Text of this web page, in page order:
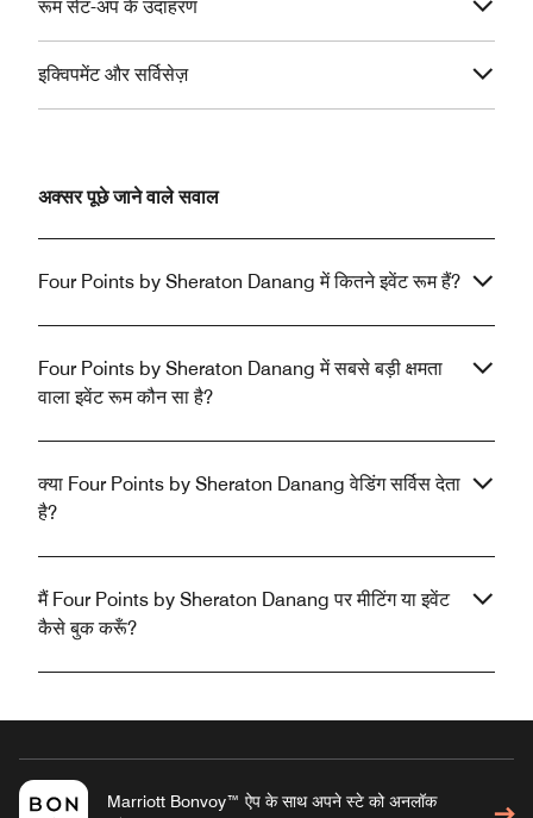
रूम सेट-अप के उदाहरण
इक्विपमेंट और सर्विसेज़
अक्सर पूछे जाने वाले सवाल
Four Points by Sheraton Danang में कितने इवेंट रूम हैं?
Four Points by Sheraton Danang में सबसे बड़ी क्षमता
वाला इवेंट रूम कौन सा है?
क्या Four Points by Sheraton Danang वेडिंग सर्विस देता
है?
मैं Four Points by Sheraton Danang पर मीटिंग या इवेंट
कैसे बुक करूँ?
Marriott Bonvoy™ ऐप के साथ अपने स्टे को अनलॉक